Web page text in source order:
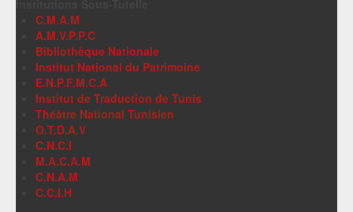
C.M.A.M
A.M.V.P.P.C
Bibliothèque Nationale
Institut National du Patrimoine
E.N.P.F.M.C.A
Institut de Traduction de Tunis
Théâtre National Tunisien
O.T.D.A.V
C.N.C.I
M.A.C.A.M
C.N.A.M
C.C.I.H